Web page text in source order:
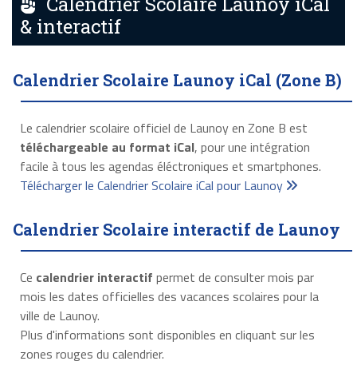
& interactif
Calendrier Scolaire Launoy iCal (Zone B)
Le calendrier scolaire officiel de Launoy en Zone B est
téléchargeable au format iCal, pour une intégration
facile à tous les agendas éléctroniques et smartphones.
Télécharger le Calendrier Scolaire iCal pour Launoy
Calendrier Scolaire interactif de Launoy
Ce calendrier interactif permet de consulter mois par
mois les dates officielles des vacances scolaires pour la
ville de Launoy.
Plus d'informations sont disponibles en cliquant sur les
zones rouges du calendrier.